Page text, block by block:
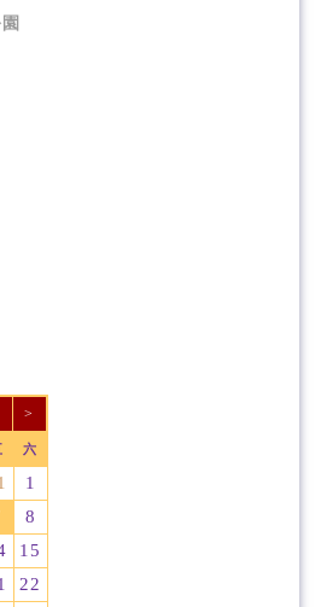
>
六
1
8
15
22